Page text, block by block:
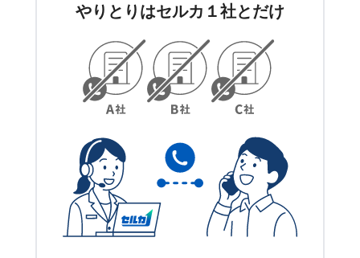
やりとりはセルカ１社とだけ